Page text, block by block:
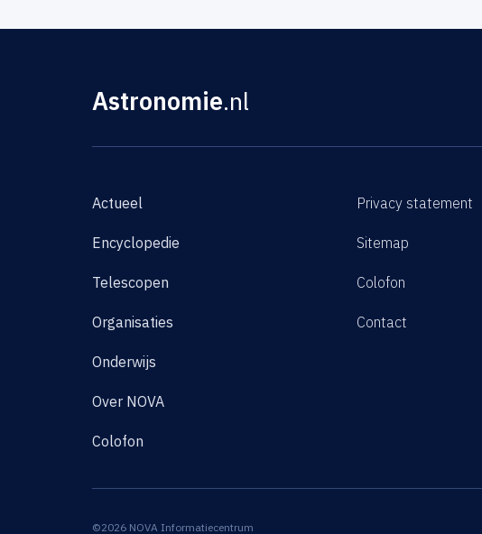
Astronomie.nl
Actueel
Encyclopedie
Telescopen
Organisaties
Onderwijs
Over NOVA
Colofon
Privacy statement
Sitemap
Colofon
Contact
©2026 NOVA Informatiecentrum